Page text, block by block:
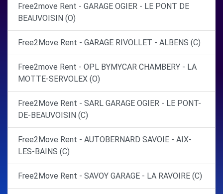
Free2move Rent - GARAGE OGIER - LE PONT DE
BEAUVOISIN (O)
Free2Move Rent - GARAGE RIVOLLET - ALBENS (C)
Free2move Rent - OPL BYMYCAR CHAMBERY - LA
MOTTE-SERVOLEX (O)
Free2Move Rent - SARL GARAGE OGIER - LE PONT-
DE-BEAUVOISIN (C)
Free2Move Rent - AUTOBERNARD SAVOIE - AIX-
LES-BAINS (C)
Free2Move Rent - SAVOY GARAGE - LA RAVOIRE (C)